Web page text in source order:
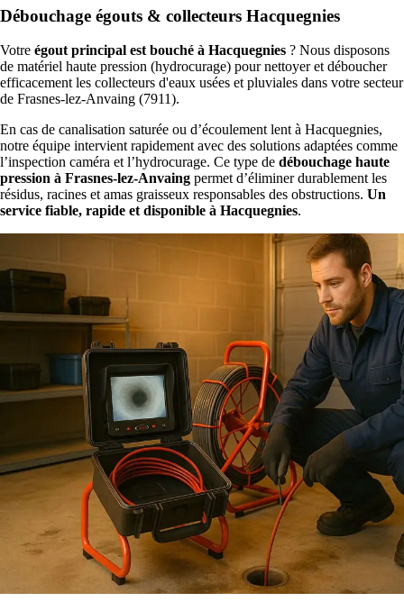
Débouchage égouts & collecteurs Hacquegnies
Votre égout principal est bouché à Hacquegnies ? Nous disposons
de matériel haute pression (hydrocurage) pour nettoyer et déboucher
efficacement les collecteurs d'eaux usées et pluviales dans votre secteur
de Frasnes-lez-Anvaing (7911).
En cas de canalisation saturée ou d’écoulement lent à Hacquegnies,
notre équipe intervient rapidement avec des solutions adaptées comme
l’inspection caméra et l’hydrocurage. Ce type de débouchage haute
pression à Frasnes-lez-Anvaing permet d’éliminer durablement les
résidus, racines et amas graisseux responsables des obstructions. Un
service fiable, rapide et disponible à Hacquegnies.